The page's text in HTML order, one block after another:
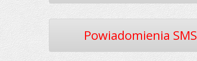
Powiadomienia SMS